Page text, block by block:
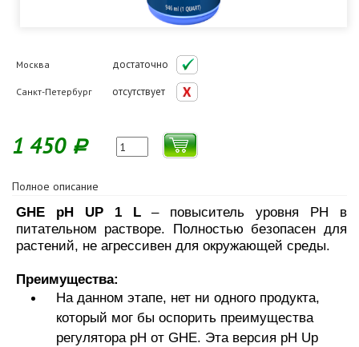
Москва достаточно
Санкт-Петербург отсутствует
1 450 Р
Полное описание
GHE pH UP 1 L– повыситель уровня РН в
питательном растворе. Полностью безопасен для
растений, не агрессивен для окружающей среды.
Преимущества:
На данном этапе, нет ни одного продукта,
который мог бы оспорить преимущества
регулятора рН от GHE. Эта версия pH Up